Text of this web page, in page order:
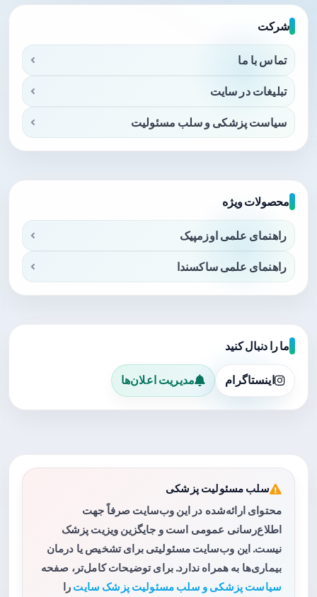
شرکت
تماس با ما
تبلیغات در سایت
سیاست پزشکی و سلب مسئولیت
محصولات ویژه
راهنمای علمی اوزمپیک
راهنمای علمی ساکسندا
ما را دنبال کنید
اینستاگرام مدیریت اعلان‌ها
سلب مسئولیت پزشکی
محتوای ارائه‌شده در این وب‌سایت صرفاً جهت
اطلاع‌رسانی عمومی است و جایگزین ویزیت پزشک
نیست. این وب‌سایت مسئولیتی برای تشخیص یا درمان
بیماری‌ها به همراه ندارد. برای توضیحات کامل‌تر، صفحه
سیاست پزشکی و سلب مسئولیت پزشک سایت را